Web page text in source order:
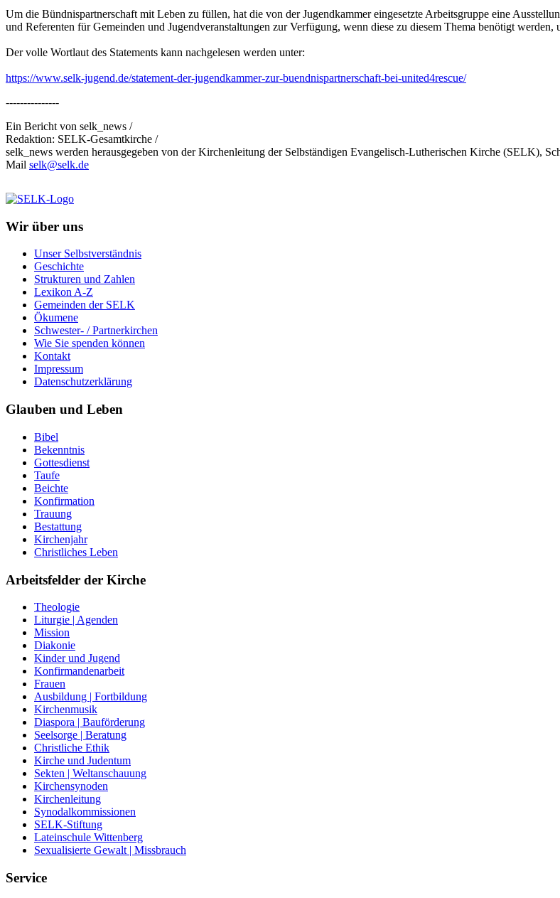
Um die Bündnispartnerschaft mit Leben zu füllen, hat die von der Jugendkammer eingesetzte Arbeitsgruppe eine
und Referenten für Gemeinden und Jugendveranstaltungen zur Verfügung, wenn diese zu diesem Thema benötigt
Der volle Wortlaut des Statements kann nachgelesen werden unter:
https://www.selk-jugend.de/statement-der-jugendkammer-zur-buendnispartnerschaft-bei-united4rescue/
---------------
Ein Bericht von selk_news /
Redaktion: SELK-Gesamtkirche /
selk_news werden herausgegeben von der Kirchenleitung der Selbständigen Evangelisch-Lutherischen Kirche (SELK),
Mail selk@selk.de
Wir über uns
Unser Selbstverständnis
Geschichte
Strukturen und Zahlen
Lexikon A-Z
Gemeinden der SELK
Ökumene
Schwester- / Partnerkirchen
Wie Sie spenden können
Kontakt
Impressum
Datenschutzerklärung
Glauben und Leben
Bibel
Bekenntnis
Gottesdienst
Taufe
Beichte
Konfirmation
Trauung
Bestattung
Kirchenjahr
Christliches Leben
Arbeitsfelder der Kirche
Theologie
Liturgie | Agenden
Mission
Diakonie
Kinder und Jugend
Konfirmandenarbeit
Frauen
Ausbildung | Fortbildung
Kirchenmusik
Diaspora | Bauförderung
Seelsorge | Beratung
Christliche Ethik
Kirche und Judentum
Sekten | Weltanschauung
Kirchensynoden
Kirchenleitung
Synodalkommissionen
SELK-Stiftung
Lateinschule Wittenberg
Sexualisierte Gewalt | Missbrauch
Service